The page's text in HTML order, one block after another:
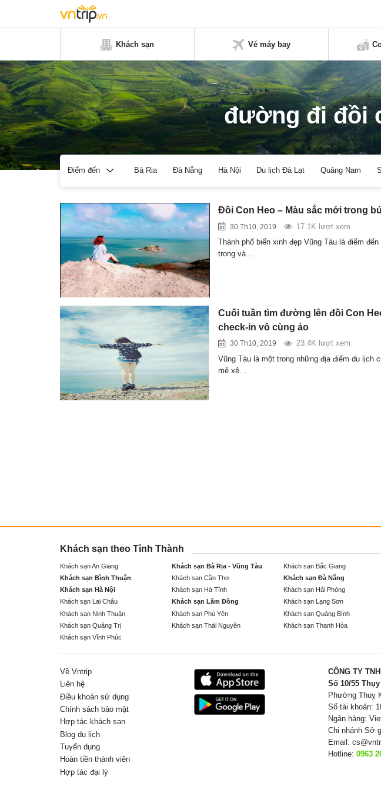
Khách sạn Vé máy bay
đường đi đồi
Điểm đến Bà Rịa Đà Nẵng Hà Nội Du lịch Đà Lạt Quảng Nam
Đồi Con Heo – Màu sắc mới trong
30 Th10, 2019
17.1K lượt xem
Thành phố biển xinh đẹp Vũng Tàu là điểm
trong và…
Cuối tuần tìm đường lên đồi Con
check-in vô cùng ảo
30 Th10, 2019
23.4K lượt xem
Vũng Tàu là một trong những địa điểm du
mê xê…
Khách sạn theo Tỉnh Thành
Khách sạn An Giang Khách sạn Bà Rịa - Vũng Tàu Khách sạn Bắc Giang
Khách sạn Bình Thuận
Khách sạn Cần Thơ Khách sạn Đà Nẵng
Khách sạn Hà Nội
Khách sạn Hà Tĩnh Khách sạn Hải Phòng
Khách sạn Lai Châu
Khách sạn Lâm Đồng Khách sạn Lạng Sơn
Khách sạn Ninh Thuận
Khách sạn Phú Yên Khách sạn Quảng Bình
Khách sạn Quảng Trị
Khách sạn Thái Nguyên Khách sạn Thanh Hóa
Khách sạn Vĩnh Phúc
Về Vntrip
Liên hệ
Điều khoản sử dụng
Chính sách bảo mật
Hợp tác khách sạn
Blog du lịch
Tuyển dụng
Hoàn tiền thành viên
Hợp tác đại lý
CÔNG TY
Số 10/55
Phường Thuỵ
Số tài khoản:
Ngân hàng:
Chi nhánh Sở
Email:
Hotline: 0963